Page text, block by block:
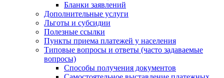
Бланки заявлений
Дополнительные услуги
Льготы и субсидии
Полезные ссылки
Пункты приема платежей у населения
Типовые вопросы и ответы (часто задаваемые
вопросы)
Способы получения документов